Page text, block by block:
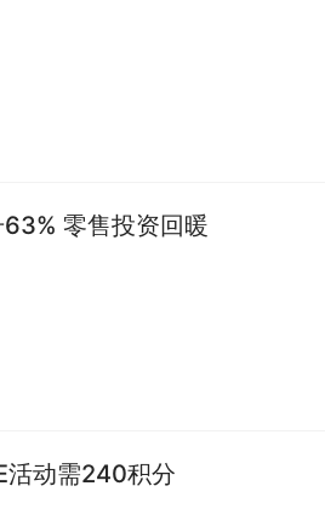
零售投资回暖
活动需240积分